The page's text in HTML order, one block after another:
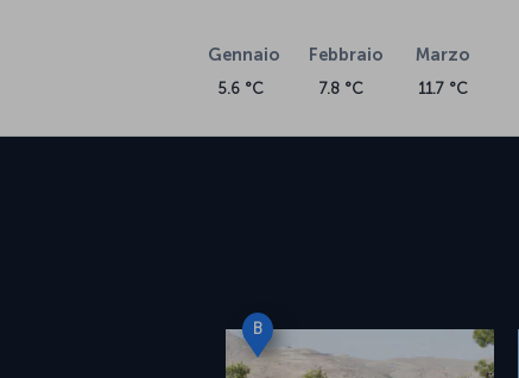
Gennaio
5.6 °C
Febbraio
7.8 °C
Marzo
11.7 °C
B